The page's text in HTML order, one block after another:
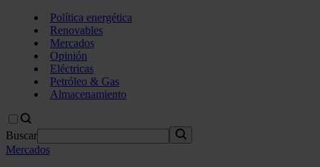
Política energética
Renovables
Mercados
Opinión
Eléctricas
Petróleo & Gas
Almacenamiento
Buscar
Mercados